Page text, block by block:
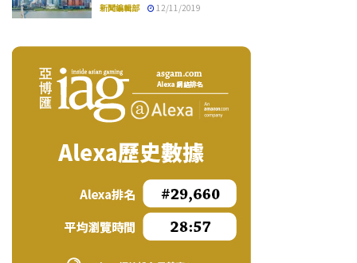
新聞編輯部 12/11/2019